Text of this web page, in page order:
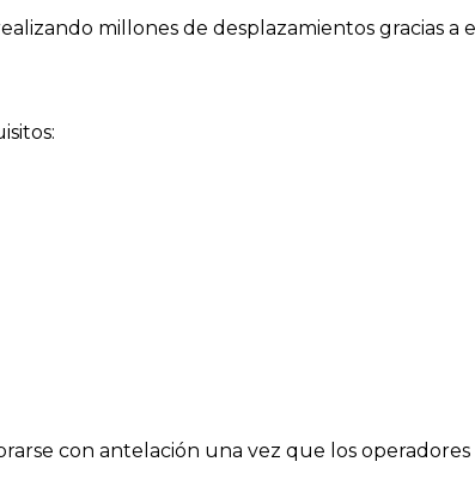
millones de desplazamientos gracias a
con antelación una vez que los